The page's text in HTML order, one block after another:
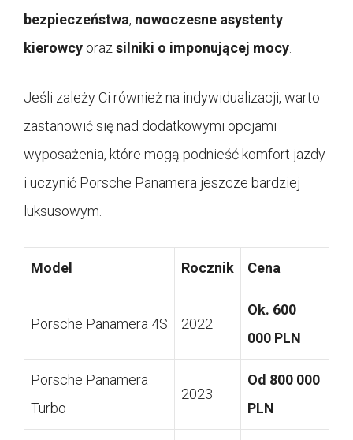
bezpieczeństwa, nowoczesne asystenty
kierowcy oraz silniki o imponującej mocy
Jeśli zależy Ci również na indywidualizacji, warto
zastanowić się nad dodatkowymi opcjami
wyposażenia, które mogą podnieść komfort jazdy
i uczynić Porsche Panamera jeszcze bardziej
luksusowym.
Model Rocznik Cena
Porsche Panamera 4S 2022
Ok. 600
000 PLN
Porsche Panamera
Turbo
2023
Od 800 000
PLN